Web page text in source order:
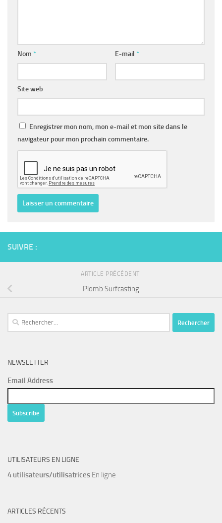
Nom * E-mail *
Site web
Enregistrer mon nom, mon e-mail et mon site dans le
navigateur pour mon prochain commentaire.
SUIVRE :
ARTICLE PRÉCÉDENT
Plomb Surfcasting
Rechercher :
NEWSLETTER
Email Address
UTILISATEURS EN LIGNE
4 utilisateurs/utilisatrices En ligne
ARTICLES RÉCENTS